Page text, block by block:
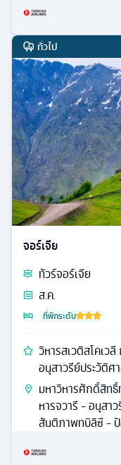
ทั่วไป
จอร์เจีย
ทัวร์จอร์เจีย
ส.ค.
ที่พักระดับ
วิหารสเวติสโคเว
อนุสาวรีย์ประวัติศ
มหาวิหารศักดิ์สิทธิ์
หารจวารี - อนุสา
สันติภาพทบิลิซี -